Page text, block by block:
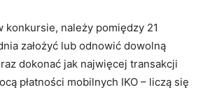
konkursie, należy pomiędzy 21
założyć lub odnowić dowolną
dokonać jak najwięcej transakcji
płatności mobilnych IKO – liczą się